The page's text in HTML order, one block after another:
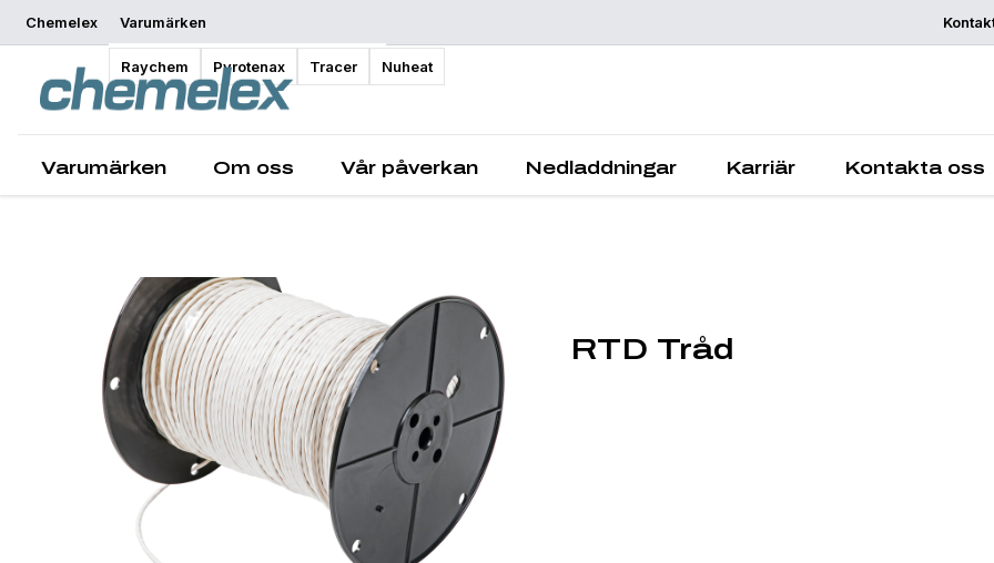
Chemelex Varumärken
Raychem Pyrotenax Tracer Nuheat
Varumärken Om oss Vår påverkan Nedladdningar Karriär Kontakta oss
Begär offert
Översikt
RTD Tråd